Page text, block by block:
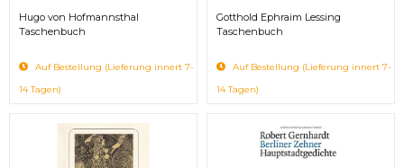
Hugo von Hofmannsthal
Taschenbuch
Auf Bestellung (Lieferung innert 7-
14 Tagen)
Gotthold Ephraim Lessing
Taschenbuch
Auf Bestellung (Lieferung innert 7-
14 Tagen)